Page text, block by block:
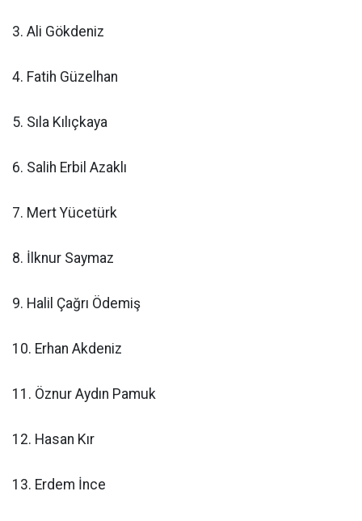
3. Ali Gökdeniz
4. Fatih Güzelhan
5. Sıla Kılıçkaya
6. Salih Erbil Azaklı
7. Mert Yücetürk
8. İlknur Saymaz
9. Halil Çağrı Ödemiş
10. Erhan Akdeniz
11. Öznur Aydın Pamuk
12. Hasan Kır
13. Erdem İnce